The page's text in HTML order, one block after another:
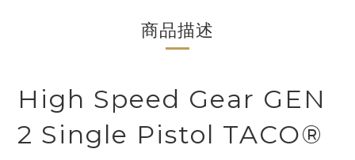
商品描述
High Speed Gear GEN
2 Single Pistol TACO®